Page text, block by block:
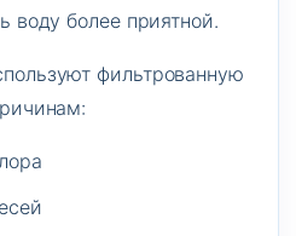
воду более приятной.
фильтрованную